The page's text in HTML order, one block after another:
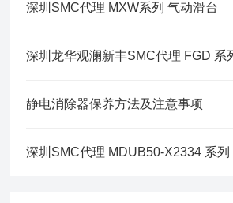
深圳SMC代理 MXW系列 气动滑台
深圳龙华观澜新丰SMC代理 FGD 系
静电消除器保养方法及注意事项